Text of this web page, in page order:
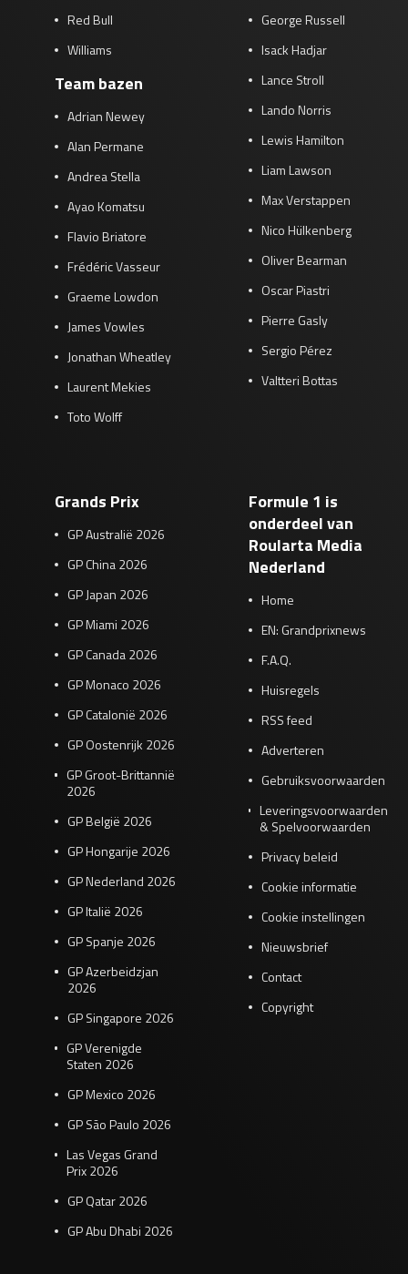
Red Bull
Williams
Team bazen
Adrian Newey
Alan Permane
Andrea Stella
Ayao Komatsu
Flavio Briatore
Frédéric Vasseur
Graeme Lowdon
James Vowles
Jonathan Wheatley
Laurent Mekies
Toto Wolff
George Russell
Isack Hadjar
Lance Stroll
Lando Norris
Lewis Hamilton
Liam Lawson
Max Verstappen
Nico Hülkenberg
Oliver Bearman
Oscar Piastri
Pierre Gasly
Sergio Pérez
Valtteri Bottas
Grands Prix
GP Australië 2026
GP China 2026
GP Japan 2026
GP Miami 2026
GP Canada 2026
GP Monaco 2026
GP Catalonië 2026
GP Oostenrijk 2026
GP Groot-Brittannië
2026
GP België 2026
GP Hongarije 2026
GP Nederland 2026
GP Italië 2026
GP Spanje 2026
GP Azerbeidzjan
2026
GP Singapore 2026
GP Verenigde
Staten 2026
GP Mexico 2026
GP São Paulo 2026
Las Vegas Grand
Prix 2026
GP Qatar 2026
GP Abu Dhabi 2026
Formule 1 is
onderdeel van
Roularta Media
Nederland
Home
EN: Grandprixnews
F.A.Q.
Huisregels
RSS feed
Adverteren
Gebruiksvoorwaarden
Leveringsvoorwaarden
& Spelvoorwaarden
Privacy beleid
Cookie informatie
Cookie instellingen
Nieuwsbrief
Contact
Copyright